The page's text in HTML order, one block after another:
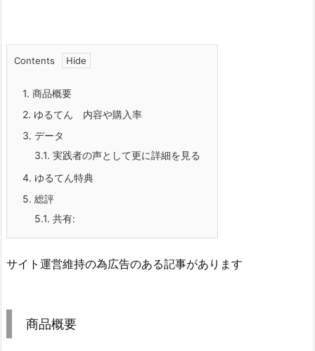
Contents
1. 商品概要
2. ゆるてん 内容や購入率
3. データ
3.1. 実践者の声として更に詳細を見る
4. ゆるてん特典
5. 総評
5.1. 共有:
サイト運営維持の為広告のある記事があります
商品概要